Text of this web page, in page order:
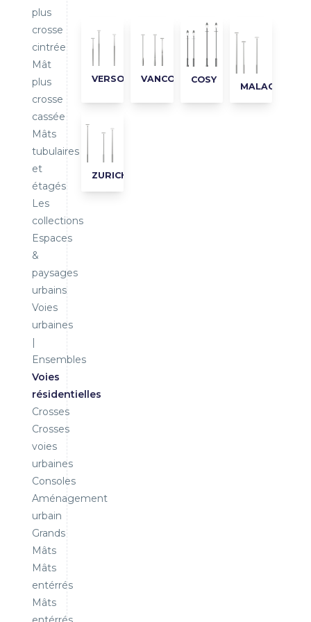
plus
crosse
cintrée
Mât
plus
crosse
cassée
Mâts
tubulaires
et
étagés
Les
collections
Espaces
&
paysages
urbains
Voies
urbaines
|
Ensembles
Voies
résidentielles
Crosses
Crosses
voies
urbaines
Consoles
Aménagement
urbain
Grands
Mâts
Mâts
entérrés
Mâts
VERSO VANCOUVERCOSY
MALAGA
ZURICH